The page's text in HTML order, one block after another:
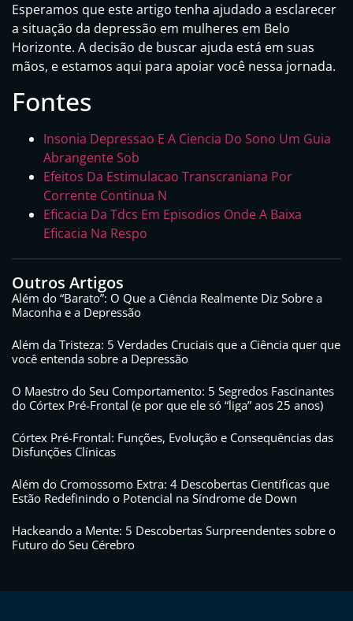
Esperamos que este artigo tenha ajudado a esclarecer
a situação da depressão em mulheres em Belo
Horizonte. A decisão de buscar ajuda está em suas
mãos, e estamos aqui para apoiar você nessa jornada.
Fontes
Insonia Depressao E A Ciencia Do Sono Um Guia
Abrangente Sob
Efeitos Da Estimulacao Transcraniana Por
Corrente Continua N
Eficacia Da Tdcs Em Episodios Onde A Baixa
Eficacia Na Respo
Outros Artigos
Além do “Barato”: O Que a Ciência Realmente Diz Sobre a
Maconha e a Depressão
Além da Tristeza: 5 Verdades Cruciais que a Ciência quer que
você entenda sobre a Depressão
O Maestro do Seu Comportamento: 5 Segredos Fascinantes
do Córtex Pré-Frontal (e por que ele só “liga” aos 25 anos)
Córtex Pré-Frontal: Funções, Evolução e Consequências das
Disfunções Clínicas
Além do Cromossomo Extra: 4 Descobertas Científicas que
Estão Redefinindo o Potencial na Síndrome de Down
Hackeando a Mente: 5 Descobertas Surpreendentes sobre o
Futuro do Seu Cérebro